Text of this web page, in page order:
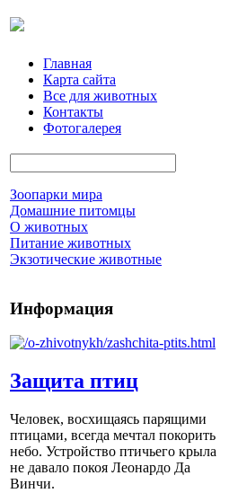
Главная
Карта сайта
Все для животных
Контакты
Фотогалерея
Зоопарки мира
Домашние питомцы
О животных
Питание животных
Экзотические животные
Информация
Защита птиц
Человек, восхищаясь парящими
птицами, всегда мечтал покорить
небо. Устройство птичьего крыла
не давало покоя Леонардо Да
Винчи.